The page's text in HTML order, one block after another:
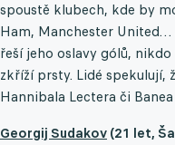
spoustě klubech, kde by
Ham, Manchester United…
řeší jeho oslavy gólů,
zkříží prsty. Lidé spekulují,
Hannibala Lectera či
Georgij Sudakov (21 let,